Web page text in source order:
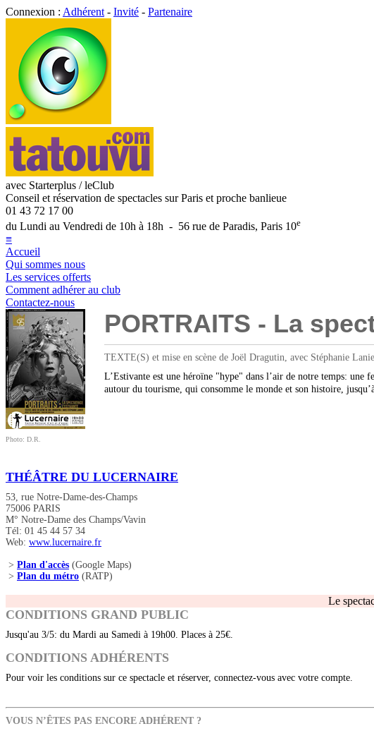
Connexion : Adhérent - Invité - Partenaire
avec Starterplus / leClub
Conseil et réservation de spectacles sur Paris et proche banlieue
01 43 72 17 00
du Lundi au Vendredi de 10h à 18h - 56 rue de Paradis, Paris 10e
≡
Accueil
Qui sommes nous
Les services offerts
Comment adhérer au club
Contactez-nous
Photo: D.R.
PORTRAITS - La
TEXTE(S) et mise en scène de Joël Dragutin, avec Stéphanie
L’Estivante est une héroïne "hype" dans l’air de notre temps: une
autour du tourisme, qui consomme le monde et son histoire,
THÉÂTRE DU LUCERNAIRE
53, rue Notre-Dame-des-Champs
75006 PARIS
M° Notre-Dame des Champs/Vavin
Tél: 01 45 44 57 34
Web: www.lucernaire.fr
> Plan d'accès (Google Maps)
> Plan du métro (RATP)
Le
CONDITIONS GRAND PUBLIC
Jusqu'au 3/5: du Mardi au Samedi à 19h00. Places à 25€.
CONDITIONS ADHÉRENTS
Pour voir les conditions sur ce spectacle et réserver, connectez-vous avec votre compte.
VOUS N’ÊTES PAS ENCORE ADHÉRENT ?